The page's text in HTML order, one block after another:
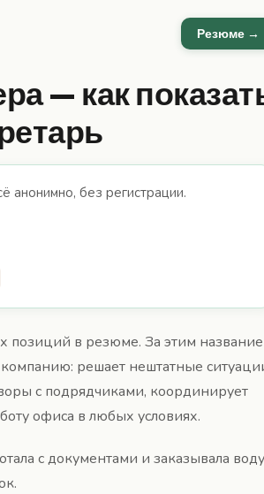
Резюме →
— как
анонимно, без регистрации.
в резюме. За этим
решает нештатные
с подрядчиками, координирует
офиса в любых условиях.
с документами и заказывала